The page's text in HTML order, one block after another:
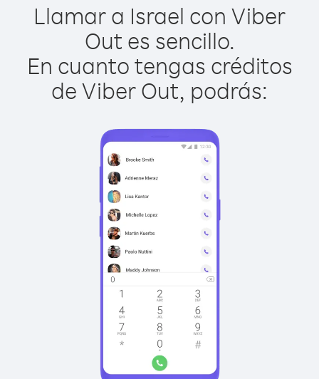
Llamar a Israel con Viber
Out es sencillo.
En cuanto tengas créditos
de Viber Out, podrás: